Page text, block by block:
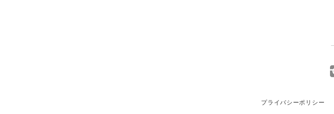
プライバシーポリシー